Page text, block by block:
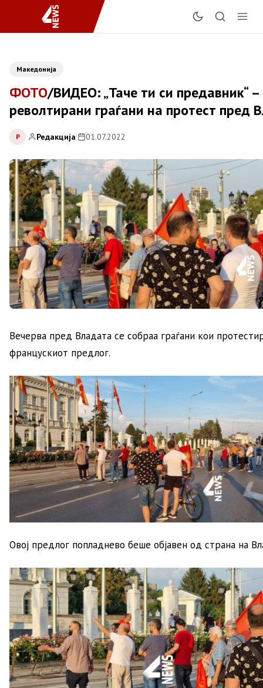
Македонија
ФОТО/ВИДЕО: „Таче ти си предавник“ –
револтирани граѓани на протест пред
Р Редакција| 01.07.2022
Вечерва пред Владата се собраа граѓани кои
францускиот предлог.
Овој предлог попладнево беше објавен од страна на